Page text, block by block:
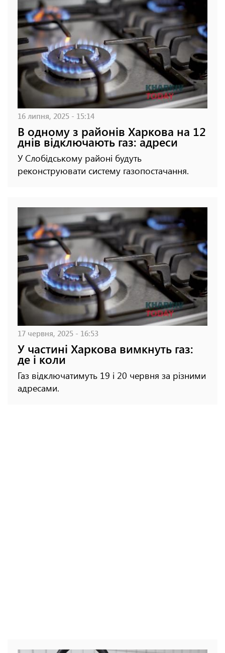
16 липня, 2025 - 15:14
В одному з районів Харкова на 12
днів відключають газ: адреси
У Слобідському районі будуть
реконструювати систему газопостачання.
17 червня, 2025 - 16:53
У частині Харкова вимкнуть газ:
де і коли
Газ відключатимуть 19 і 20 червня за різними
адресами.